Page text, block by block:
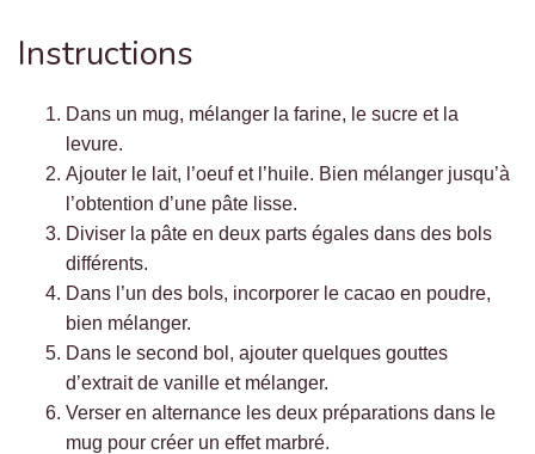
Instructions
Dans un mug, mélanger la farine, le sucre et la
levure.
Ajouter le lait, l’oeuf et l’huile. Bien mélanger jusqu’à
l’obtention d’une pâte lisse.
Diviser la pâte en deux parts égales dans des bols
différents.
Dans l’un des bols, incorporer le cacao en poudre,
bien mélanger.
Dans le second bol, ajouter quelques gouttes
d’extrait de vanille et mélanger.
Verser en alternance les deux préparations dans le
mug pour créer un effet marbré.